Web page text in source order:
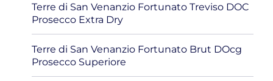
Terre di San Venanzio Fortunato Treviso DOC
Prosecco Extra Dry
Terre di San Venanzio Fortunato Brut DOcg
Prosecco Superiore